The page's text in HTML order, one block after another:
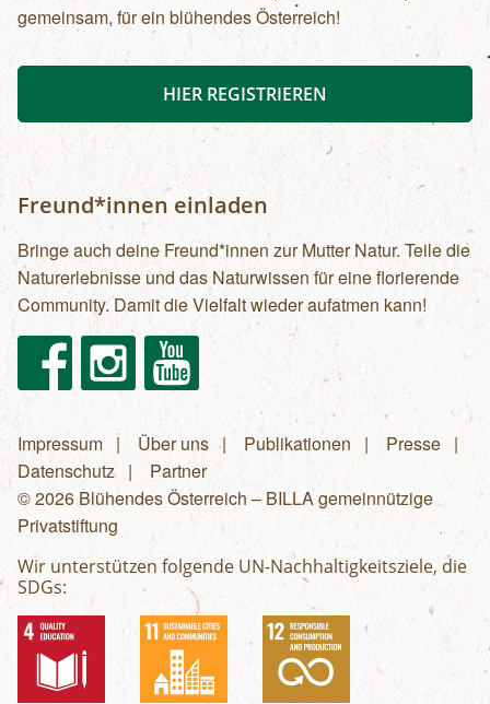
gemeinsam, für ein blühendes Österreich!
HIER REGISTRIEREN
Freund*innen einladen
Bringe auch deine Freund*innen zur Mutter Natur. Teile die
Naturerlebnisse und das Naturwissen für eine florierende
Community. Damit die Vielfalt wieder aufatmen kann!
FacebookInstagram Youtube
Fußzeilenmenü
Impressum Über uns Publikationen
Presse
Datenschutz
Partner
© 2026 Blühendes Österreich – BILLA gemeinnützige
Privatstiftung
Wir unterstützen folgende UN-Nachhaltigkeitsziele, die
SDGs: